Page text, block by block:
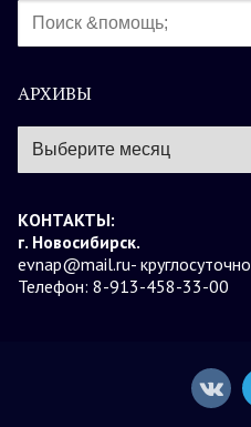
Найти:
АРХИВЫ
Архивы
КОНТАКТЫ:
г. Новосибирск.
evnap@mail.ru- круглосуточно
Телефон: 8-913-458-33-00